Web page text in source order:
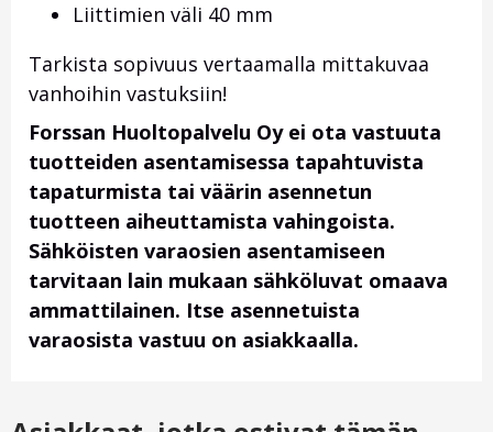
Liittimien väli 40 mm
Tarkista sopivuus vertaamalla mittakuvaa
vanhoihin vastuksiin!
Forssan Huoltopalvelu Oy ei ota vastuuta
tuotteiden asentamisessa tapahtuvista
tapaturmista tai väärin asennetun
tuotteen aiheuttamista vahingoista.
Sähköisten varaosien asentamiseen
tarvitaan lain mukaan sähköluvat omaava
ammattilainen. Itse asennetuista
varaosista vastuu on asiakkaalla.